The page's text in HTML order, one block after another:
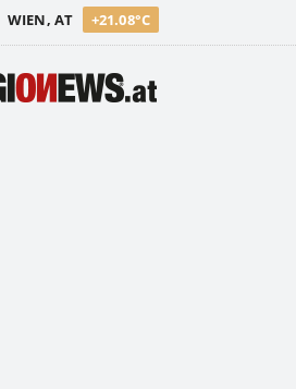
WIEN, AT +21.08°C